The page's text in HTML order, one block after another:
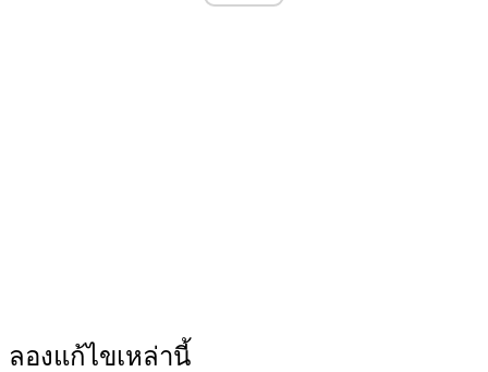
ลองแก้ไขเหล่านี้